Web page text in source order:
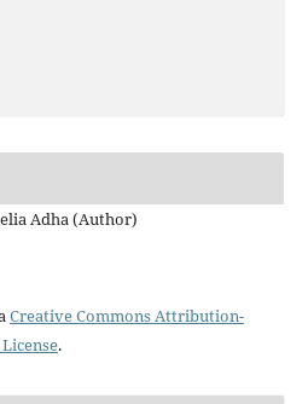
Adha (Author)
Creative Commons Attribution-
.